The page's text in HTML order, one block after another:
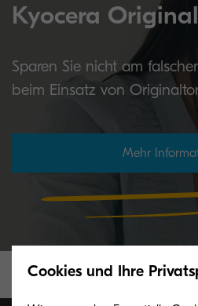
Kyocera
Sparen Sie nicht am
beim Einsatz von
Mehr
Cookies und Ihre